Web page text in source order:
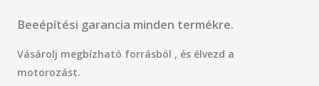
Beeépítési garancia minden termékre.
Vásárolj megbízható forrásból , és élvezd a
motorozást.